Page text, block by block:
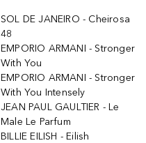
SOL DE JANEIRO - Cheirosa
48
EMPORIO ARMANI - Stronger
With You
EMPORIO ARMANI - Stronger
With You Intensely
JEAN PAUL GAULTIER - Le
Male Le Parfum
BILLIE EILISH - Eilish